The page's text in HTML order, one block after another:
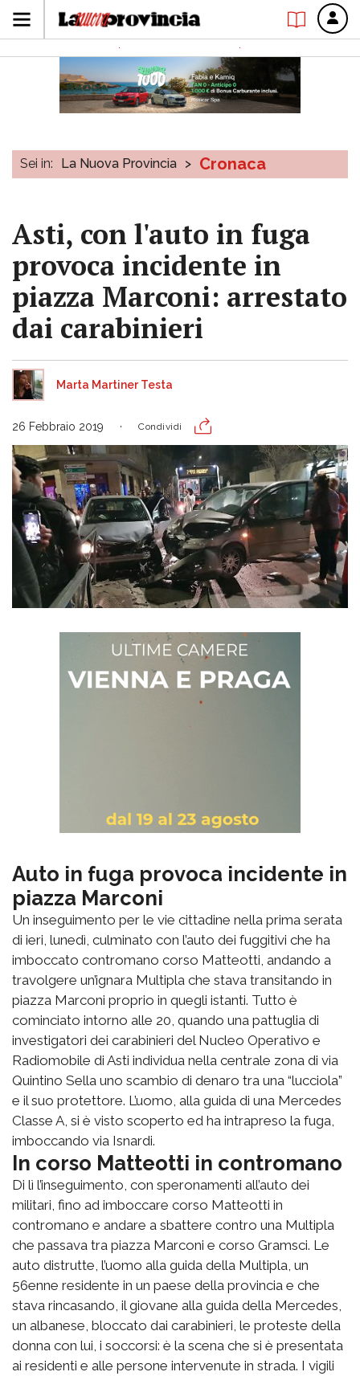
Sei in: La Nuova Provincia > Cronaca
Asti, con l'auto in fuga
provoca incidente in
piazza Marconi: arrestato
dai carabinieri
Marta Martiner Testa
26 Febbraio 2019 Condividi
Auto in fuga provoca incidente in
piazza Marconi
Un inseguimento per le vie cittadine nella prima serata
di ieri, lunedì, culminato con l’auto dei fuggitivi che ha
imboccato contromano corso Matteotti, andando a
travolgere un’ignara Multipla che stava transitando in
piazza Marconi proprio in quegli istanti. Tutto è
cominciato intorno alle 20, quando una pattuglia di
investigatori dei carabinieri del Nucleo Operativo e
Radiomobile di Asti individua nella centrale zona di via
Quintino Sella uno scambio di denaro tra una “lucciola”
e il suo protettore. L’uomo, alla guida di una Mercedes
Classe A, si è visto scoperto ed ha intrapreso la fuga,
imboccando via Isnardi.
In corso Matteotti in contromano
Di lì l’inseguimento, con speronamenti all’auto dei
militari, fino ad imboccare corso Matteotti in
contromano e andare a sbattere contro una Multipla
che passava tra piazza Marconi e corso Gramsci. Le
auto distrutte, l’uomo alla guida della Multipla, un
56enne residente in un paese della provincia e che
stava rincasando, il giovane alla guida della Mercedes,
un albanese, bloccato dai carabinieri, le proteste della
donna con lui, i soccorsi: è la scena che si è presentata
ai residenti e alle persone intervenute in strada. I vigili